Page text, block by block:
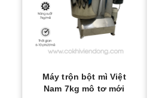
Máy trộn bột mì Việt
Nam 7kg mô tơ mới